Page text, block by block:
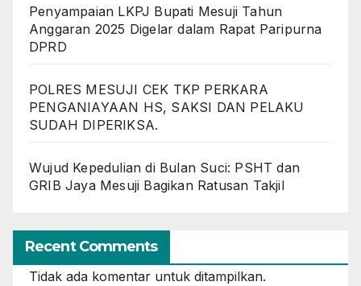
Penyampaian LKPJ Bupati Mesuji Tahun
Anggaran 2025 Digelar dalam Rapat Paripurna
DPRD
POLRES MESUJI CEK TKP PERKARA
PENGANIAYAAN HS, SAKSI DAN PELAKU
SUDAH DIPERIKSA.
Wujud Kepedulian di Bulan Suci: PSHT dan
GRIB Jaya Mesuji Bagikan Ratusan Takjil
Recent Comments
Tidak ada komentar untuk ditampilkan.